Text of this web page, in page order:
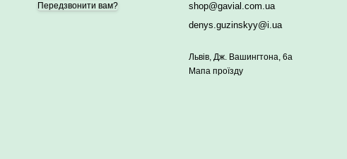
Передзвонити вам?
shop@gavial.com.ua
denys.guzinskyy@i.ua
Львів, Дж. Вашингтона, 6а
Мапа проїзду